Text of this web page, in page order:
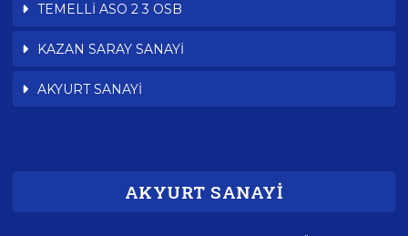
TEMELLİ ASO 2 3 OSB
KAZAN SARAY SANAYİ
AKYURT SANAYİ
AKYURT SANAYİ